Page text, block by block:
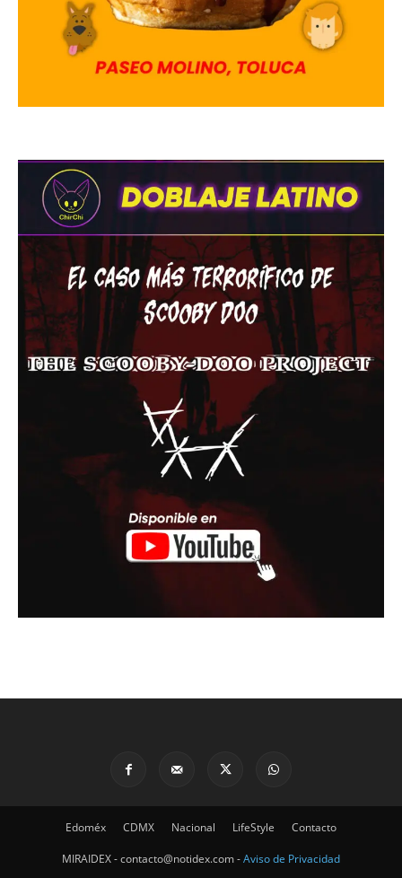
Edoméx CDMX Nacional LifeStyle Contacto
MIRAIDEX - contacto@notidex.com -Aviso de Privacidad